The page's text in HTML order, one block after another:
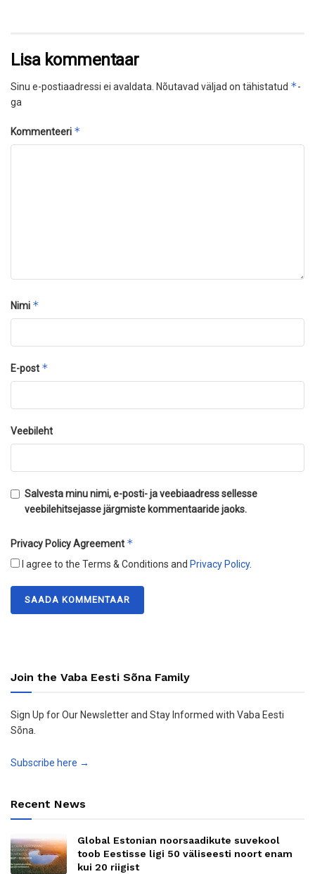
Lisa kommentaar
Sinu e-postiaadressi ei avaldata. Nõutavad väljad on tähistatud *-
ga
Kommenteeri *
Nimi *
E-post *
Veebileht
Salvesta minu nimi, e-posti- ja veebiaadress sellesse
veebilehitsejasse järgmiste kommentaaride jaoks.
Privacy Policy Agreement *
I agree to the Terms & Conditions and Privacy Policy.
Join the Vaba Eesti Sõna Family
Sign Up for Our Newsletter and Stay Informed with Vaba Eesti
Sõna.
Subscribe here →
Recent News
Global Estonian noorsaadikute suvekool
toob Eestisse ligi 50 väliseesti noort enam
kui 20 riigist